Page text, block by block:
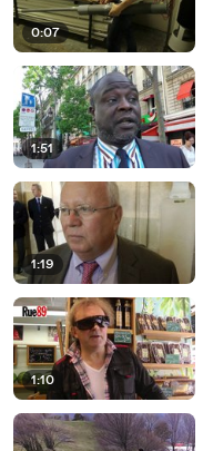
0:07
1:51
1:19
1:10